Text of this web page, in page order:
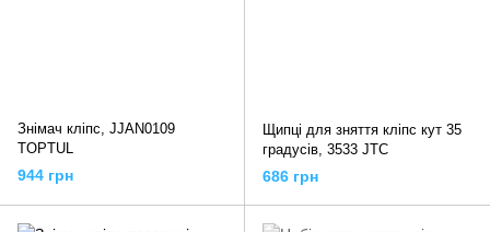
Знімач кліпс, JJAN0109
TOPTUL
944 грн
Щипці для зняття кліпс кут 35
градусів, 3533 JTC
686 грн